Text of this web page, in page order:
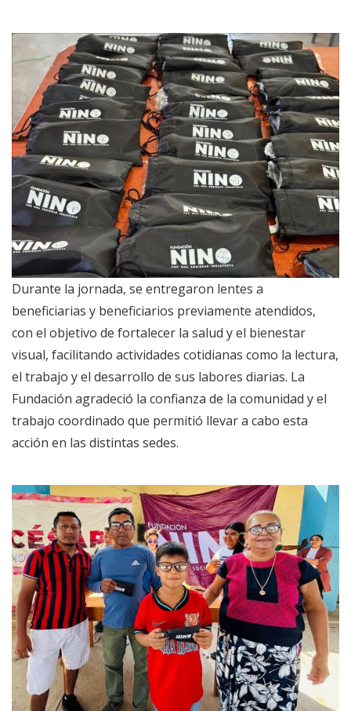
Durante la jornada, se entregaron lentes a
beneficiarias y beneficiarios previamente atendidos,
con el objetivo de fortalecer la salud y el bienestar
visual, facilitando actividades cotidianas como la lectura,
el trabajo y el desarrollo de sus labores diarias. La
Fundación agradeció la confianza de la comunidad y el
trabajo coordinado que permitió llevar a cabo esta
acción en las distintas sedes.